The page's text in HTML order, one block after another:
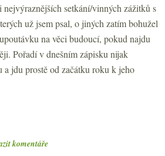
nejvýraznějších setkání/vinných zážitků s
už jsem psal, o jiných zatím bohužel
na věci budoucí, pokud najdu
Pořadí v dnešním zápisku nijak
jdu prostě od začátku roku k jeho
komentáře